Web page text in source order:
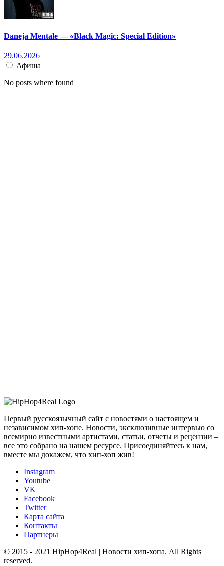
Daneja Mentale — «Black Magic: Special Edition»
29.06.2026
Афиша
No posts where found
Первый русскоязычный сайт с новостями о настоящем и
независимом хип-хопе. Новости, эксклюзивные интервью со
всемирно известными артистами, статьи, отчеты и рецензии –
все это собрано на нашем ресурсе. Присоединяйтесь к нам,
вместе мы докажем, что хип-хоп жив!
Instagram
Youtube
VK
Facebook
Twitter
Карта сайта
Контакты
Партнеры
© 2015 - 2021 HipHop4Real | Новости хип-хопа. All Rights
reserved.